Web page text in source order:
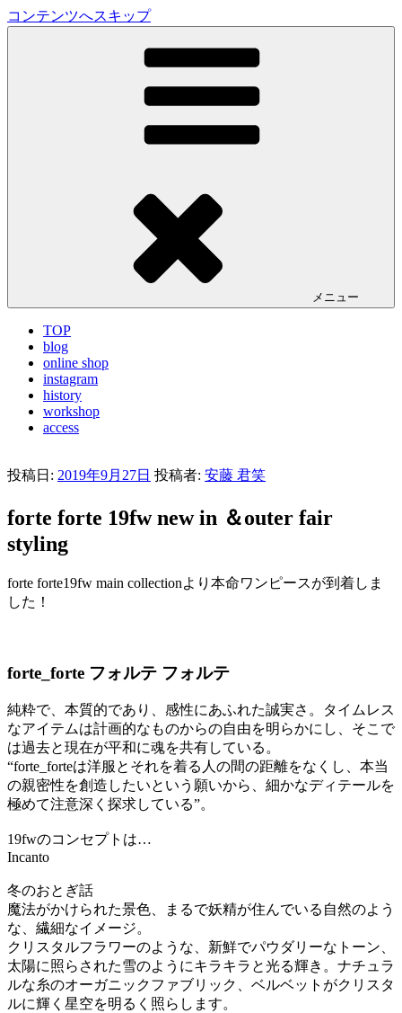
コンテンツへスキップ
LA VILLA ROUGE Blog
メニュー
TOP
blog
online shop
instagram
history
workshop
access
投稿日: 2019年9月27日 投稿者: 安藤 君笑
forte forte 19fw new in ＆outer fair
styling
forte forte19fw main collectionより本命ワンピースが到着しま
した！
forte_forte フォルテ フォルテ
純粋で、本質的であり、感性にあふれた誠実さ。タイムレス
なアイテムは計画的なものからの自由を明らかにし、そこで
は過去と現在が平和に魂を共有している。
“forte_forteは洋服とそれを着る人の間の距離をなくし、本当
の親密性を創造したいという願いから、細かなディテールを
極めて注意深く探求している”。
19fwのコンセプトは…
Incanto
冬のおとぎ話
魔法がかけられた景色、まるで妖精が住んでいる自然のよう
な、繊細なイメージ。
クリスタルフラワーのような、新鮮でパウダリーなトーン、
太陽に照らされた雪のようにキラキラと光る輝き。ナチュラ
ルな糸のオーガニックファブリック、ベルベットがクリスタ
ルに輝く星空を明るく照らします。